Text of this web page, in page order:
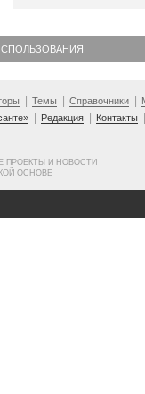
Темы Справочники
Редакция Контакты
ПРОЕКТЫ И НОВОСТИ
ОСНОВЕ